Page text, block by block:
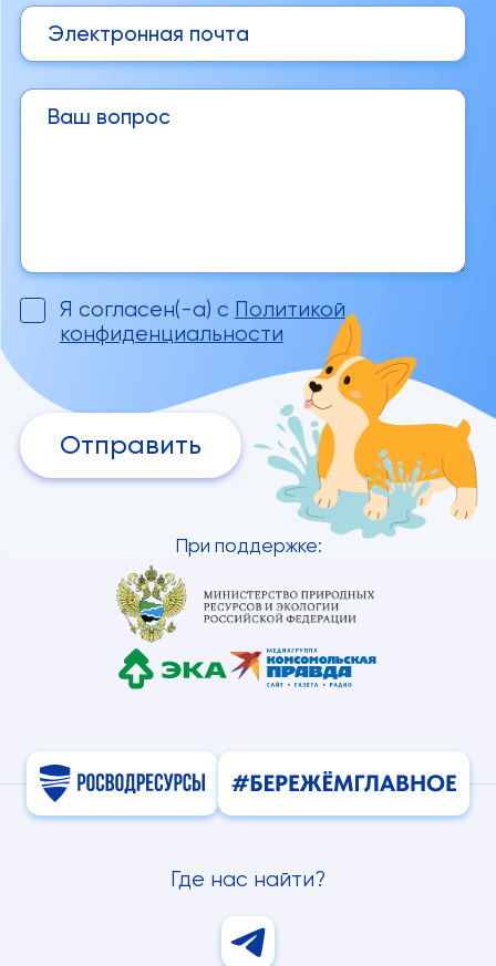
Я согласен(-а) с Политикой
конфиденциальности
Отправить
При поддержке:
Где нас найти?